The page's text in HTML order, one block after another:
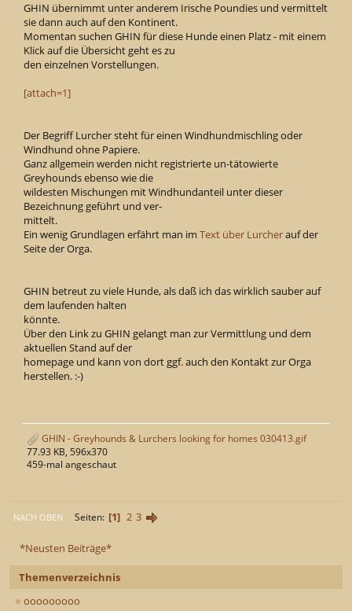
*Neusten Beiträge*
Themenverzeichnis
ooooooooo
GHIN übernimmt unter anderem Irische Poundies und vermittelt
sie dann auch auf den Kontinent.
Momentan suchen GHIN für diese Hunde einen Platz - mit einem
Klick auf die Übersicht geht es zu
den einzelnen Vorstellungen.
[attach=1]
Der Begriff Lurcher steht für einen Windhundmischling oder
Windhund ohne Papiere.
Ganz allgemein werden nicht registrierte un-tätowierte
Greyhounds ebenso wie die
wildesten Mischungen mit Windhundanteil unter dieser
Bezeichnung geführt und ver-
mittelt.
Ein wenig Grundlagen erfährt man im Text über Lurcherauf der
Seite der Orga.
GHIN betreut zu viele Hunde, als daß ich das wirklich sauber auf
dem laufenden halten
könnte.
Über den Link zu GHIN gelangt man zur Vermittlung und dem
aktuellen Stand auf der
homepage und kann von dort ggf. auch den Kontakt zur Orga
herstellen. :-)
GHIN - Greyhounds & Lurchers looking for homes 030413.gif
77.93 KB, 596x370
459-mal angeschaut
NACH OBEN Seiten 1 2 3